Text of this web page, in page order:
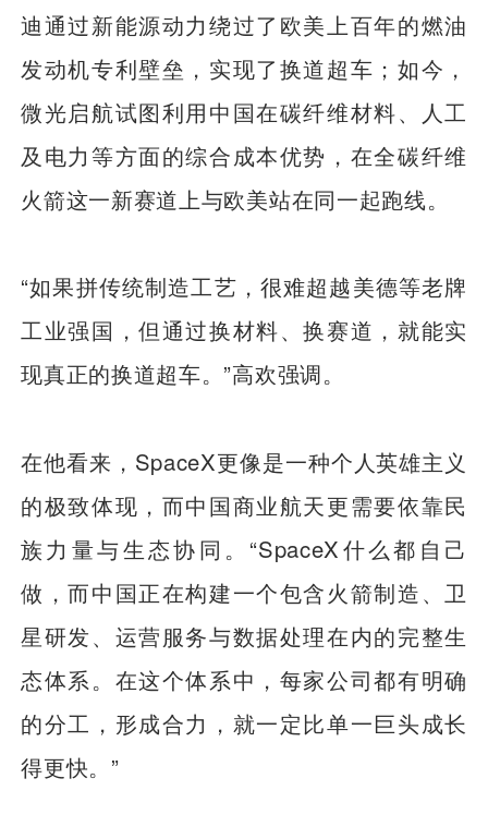
迪通过新能源动力绕过了欧美上百年的燃油
发动机专利壁垒，实现了换道超车；如今，
微光启航试图利用中国在碳纤维材料、人工
及电力等方面的综合成本优势，在全碳纤维
火箭这一新赛道上与欧美站在同一起跑线。
“如果拼传统制造工艺，很难超越美德等老牌
工业强国，但通过换材料、换赛道，就能实
现真正的换道超车。”高欢强调。
在他看来，SpaceX更像是一种个人英雄主义
的极致体现，而中国商业航天更需要依靠民
族力量与生态协同。“SpaceX什么都自己
做，而中国正在构建一个包含火箭制造、卫
星研发、运营服务与数据处理在内的完整生
态体系。在这个体系中，每家公司都有明确
的分工，形成合力，就一定比单一巨头成长
得更快。”